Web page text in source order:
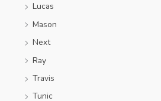
Lucas
Mason
Next
Ray
Travis
Tunic